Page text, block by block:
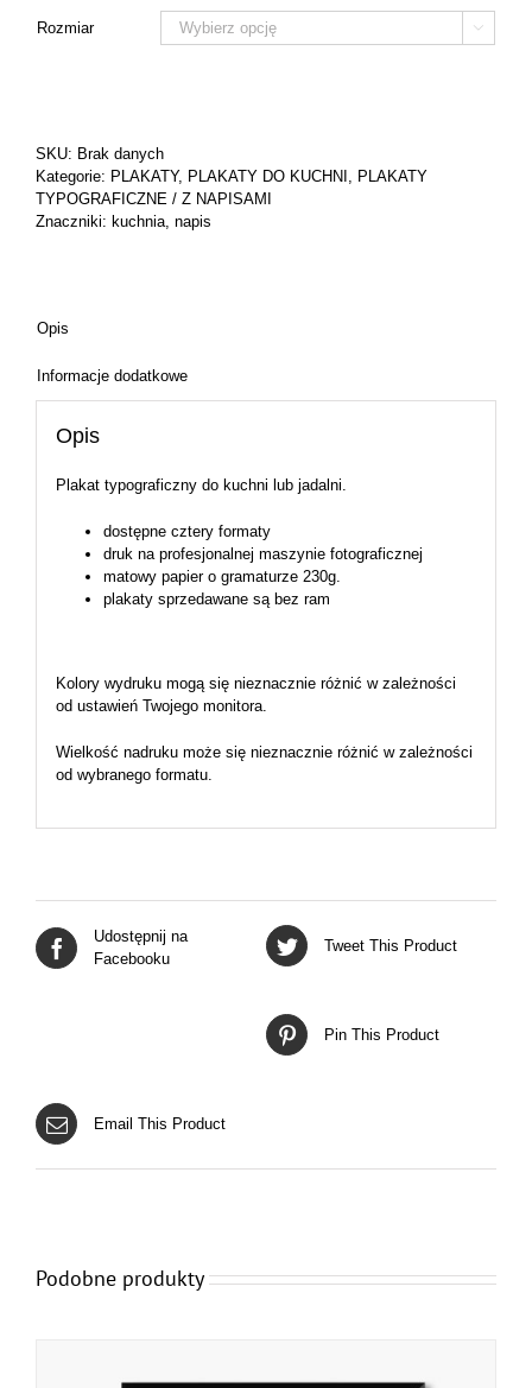
89,00 zł
Rozmiar 
SKU: Brak danych
Kategorie: PLAKATY, PLAKATY DO KUCHNI , PLAKATY
TYPOGRAFICZNE / Z NAPISAMI
Znaczniki: kuchnia, napis
Opis
Informacje dodatkowe
Opis
Plakat typograficzny do kuchni lub jadalni.
dostępne cztery formaty
druk na profesjonalnej maszynie fotograficznej
matowy papier o gramaturze 230g.
plakaty sprzedawane są bez ram
Kolory wydruku mogą się nieznacznie różnić w zależności
od ustawień Twojego monitora.
Wielkość nadruku może się nieznacznie różnić w zależności
od wybranego formatu.
Udostępnij na
Facebooku
Tweet This Product
Pin This Product
Email This Product
Podobne produkty